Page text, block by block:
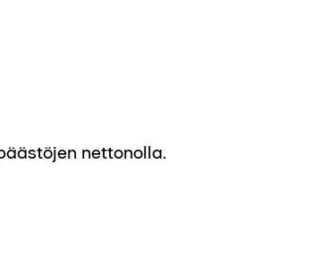
nettonolla.